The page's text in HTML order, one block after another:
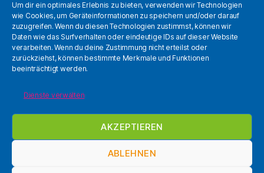
Um dir ein optimales Erlebnis zu bieten, verwenden wir Technologien
wie Cookies, um Geräteinformationen zu speichern und/oder darauf
zuzugreifen. Wenn du diesen Technologien zustimmst, können wir
Daten wie das Surfverhalten oder eindeutige IDs auf dieser Website
verarbeiten. Wenn du deine Zustimmung nicht erteilst oder
zurückziehst, können bestimmte Merkmale und Funktionen
beeinträchtigt werden.
Dienste verwalten
AKZEPTIEREN
ABLEHNEN
Seitennummerierung
der
Beiträge
1 2 Ältere→
NextCloud
Datenschutzerklärung